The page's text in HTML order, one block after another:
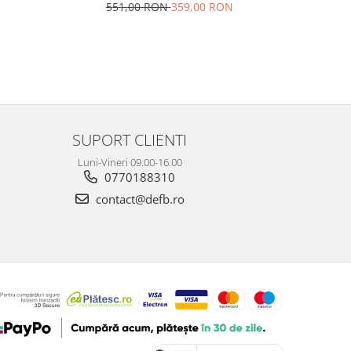
551,00 RON359,00 RON
SUPORT CLIENTI
Luni-Vineri 09.00-16.00
0770188310
contact@defb.ro